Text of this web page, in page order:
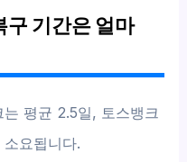
구 기간은 얼마
평균 2.5일, 토스뱅크
요됩니다.